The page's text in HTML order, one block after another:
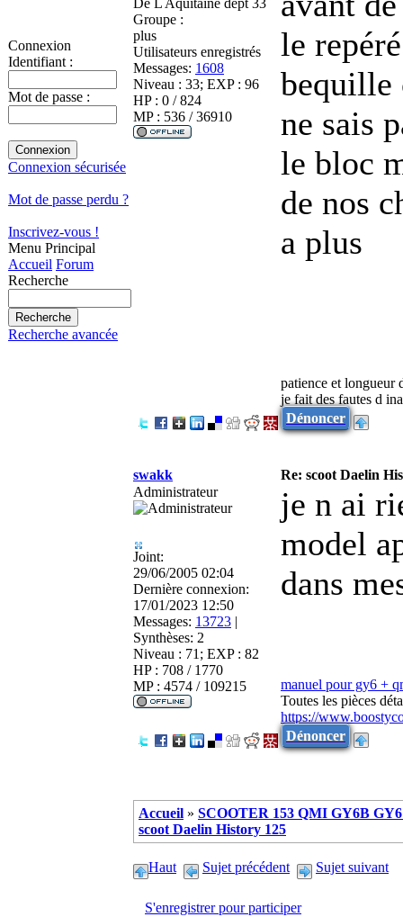
Connexion
Identifiant :
Mot de passe :
Connexion sécurisée
Mot de passe perdu ?
Inscrivez-vous !
Menu Principal
Accueil Forum
Recherche
Recherche avancée
De L Aquitaine dept 33
Groupe :
plus
Utilisateurs enregistrés
Messages: 1608
Niveau : 33; EXP : 96
HP : 0 / 824
MP : 536 / 36910
le
bequille
ne sais
le bloc
de nos
a plus
patience et longueur
je fait des fautes d
Dénoncer
swakk
Re: scoot Daelin
Administrateur
Joint:
29/06/2005 02:04
Dernière connexion:
17/01/2023 12:50
Messages: 13723 |
Synthèses: 2
Niveau : 71; EXP : 82
HP : 708 / 1770
MP : 4574 / 109215
je n ai
model
dans
manuel pour gy6 +
Toutes les pièces
https://
Dénoncer
Accueil » SCOOTER 153 QMI GY6B
scoot Daelin History 125
Haut Sujet précédent Sujet suivant
S'enregistrer pour participer